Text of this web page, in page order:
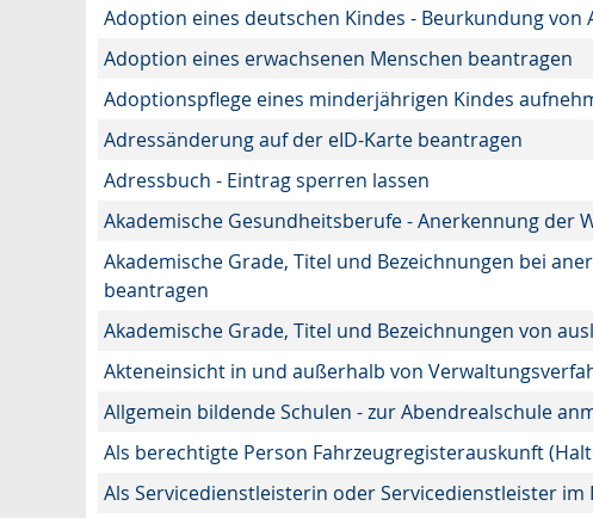
Adoption eines deutschen Kindes - Beurkundung von
Adoption eines erwachsenen Menschen beantragen
Adoptionspflege eines minderjährigen Kindes
Adressänderung auf der eID-Karte beantragen
Adressbuch - Eintrag sperren lassen
Akademische Gesundheitsberufe - Anerkennung der
Akademische Grade, Titel und Bezeichnungen bei
beantragen
Akademische Grade, Titel und Bezeichnungen von
Akteneinsicht in und außerhalb von
Allgemein bildende Schulen - zur Abendrealschule
Als berechtigte Person Fahrzeugregisterauskunft
Als Servicedienstleisterin oder Servicedienstleister